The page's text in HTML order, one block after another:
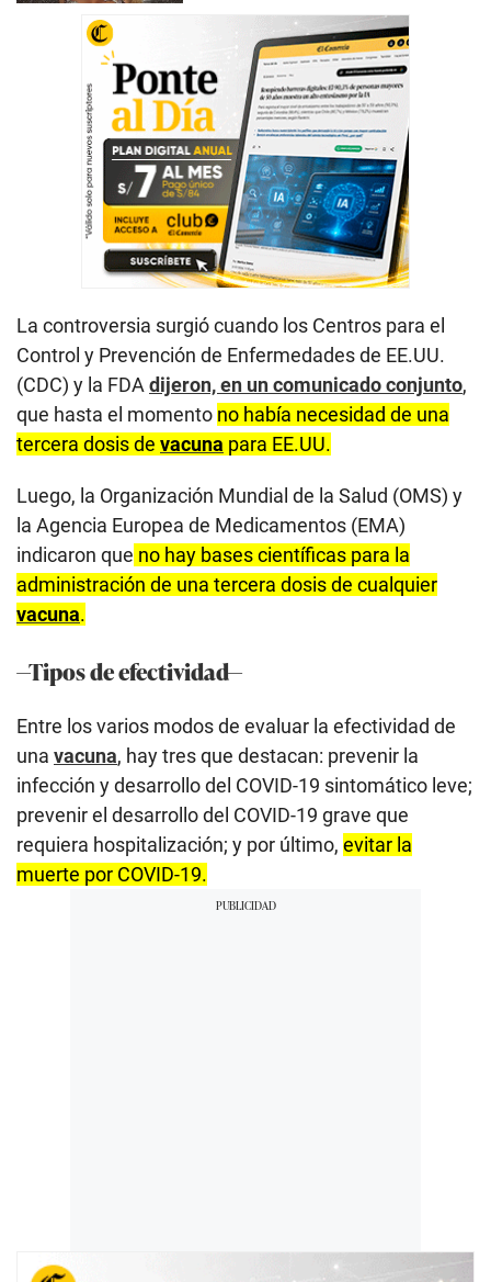
La controversia surgió cuando los Centros para el
Control y Prevención de Enfermedades de EE.UU.
(CDC) y la FDA dijeron, en un comunicado conjunto,
que hasta el momento no había necesidad de una
tercera dosis de vacuna para EE.UU.
Luego, la Organización Mundial de la Salud (OMS) y
la Agencia Europea de Medicamentos (EMA)
indicaron que no hay bases científicas para la
administración de una tercera dosis de cualquier
vacuna.
—Tipos de efectividad—
Entre los varios modos de evaluar la efectividad de
una vacuna, hay tres que destacan: prevenir la
infección y desarrollo del COVID-19 sintomático leve;
prevenir el desarrollo del COVID-19 grave que
requiera hospitalización; y por último, evitar la
muerte por COVID-19.